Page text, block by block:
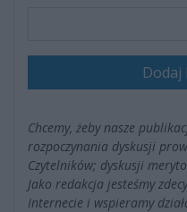
Chcemy, żeby nasze
rozpoczynania dyskusji
Czytelników; dyskusji
Jako redakcja jesteśmy
Internecie i wspieramy